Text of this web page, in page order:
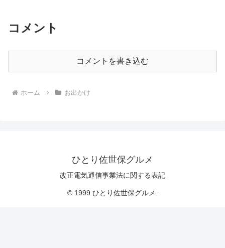
コメント
コメントを書き込む
ホーム お出かけ
ひとり佐世保グルメ
改正電気通信事業法に関する表記
© 1999 ひとり佐世保グルメ.